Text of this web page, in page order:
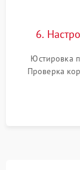
6.
Юстировка
Проверка
отсутствия
стенде для